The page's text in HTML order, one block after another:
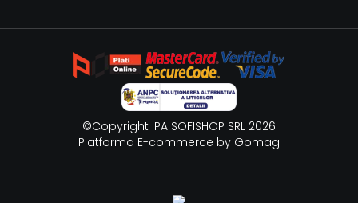
©Copyright IPA SOFISHOP SRL 2026
Platforma E-commerce by Gomag